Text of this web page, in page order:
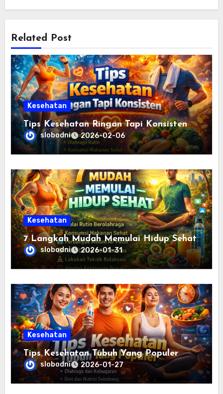
Related Post
Kesehatan
Tips Kesehatan Ringan Tapi Konsisten
slobodni 2026-02-06
Kesehatan
7 Langkah Mudah Memulai Hidup Sehat
slobodni 2026-01-31
Kesehatan
Tips Kesehatan Tubuh Yang Populer
slobodni 2026-01-27